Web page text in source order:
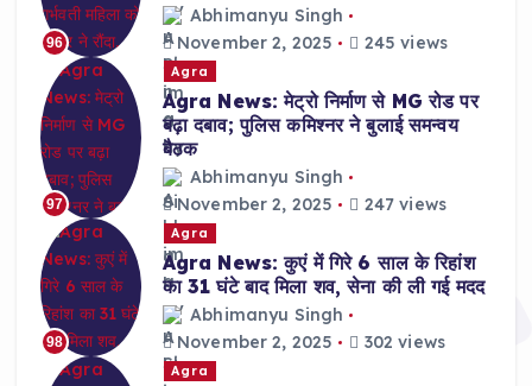
96
Abhimanyu Singh
November 2, 2025
245 views
97
Agra
Agra News: मेट्रो निर्माण से MG रोड पर
बढ़ा दबाव; पुलिस कमिश्नर ने बुलाई समन्वय
बैठक
Abhimanyu Singh
November 2, 2025
247 views
98
Agra
Agra News: कुएं में गिरे 6 साल के रिहांश
का 31 घंटे बाद मिला शव, सेना की ली गई मदद
Abhimanyu Singh
November 2, 2025
302 views
Agra